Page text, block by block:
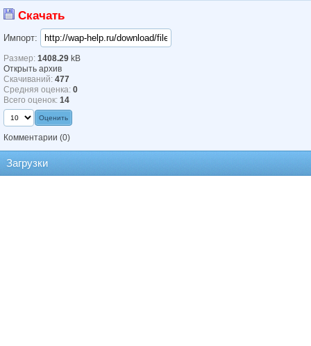
Скачать
Импорт:
Размер: 1408.29 kB
Открыть архив
Скачиваний: 477
Средняя оценка: 0
Всего оценок: 14
Комментарии (0)
Загрузки